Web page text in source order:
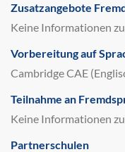
Zusatzangebote
Keine Informationen
Vorbereitung auf
Cambridge CAE
Teilnahme an
Keine Informationen
Partnerschulen